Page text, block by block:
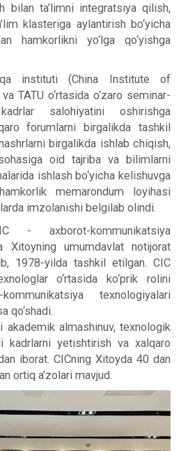
bilan ta’limni integratsiya qilish,
klasteriga aylantirish bo‘yicha
hamkorlikni yo‘lga qo‘yishga
instituti (China Institute of
TATU o‘rtasida o‘zaro seminar-
salohiyatini oshirishga
forumlarni birgalikda tashkil
birgalikda ishlab chiqish,
oid tajriba va bilimlarni
ishlash bo‘yicha kelishuvga
memarondum loyihasi
imzolanishi belgilab olindi.
- axborot-kommunikatsiya
Xitoyning umumdavlat notijorat
1978-yilda tashkil etilgan. CIC
o‘rtasida ko‘prik rolini
texnologiyalari
qo‘shadi.
akademik almashinuv, texnologik
kadrlarni yetishtirish va xalqaro
iborat. CICning Xitoyda 40 dan
ortiq a’zolari mavjud.